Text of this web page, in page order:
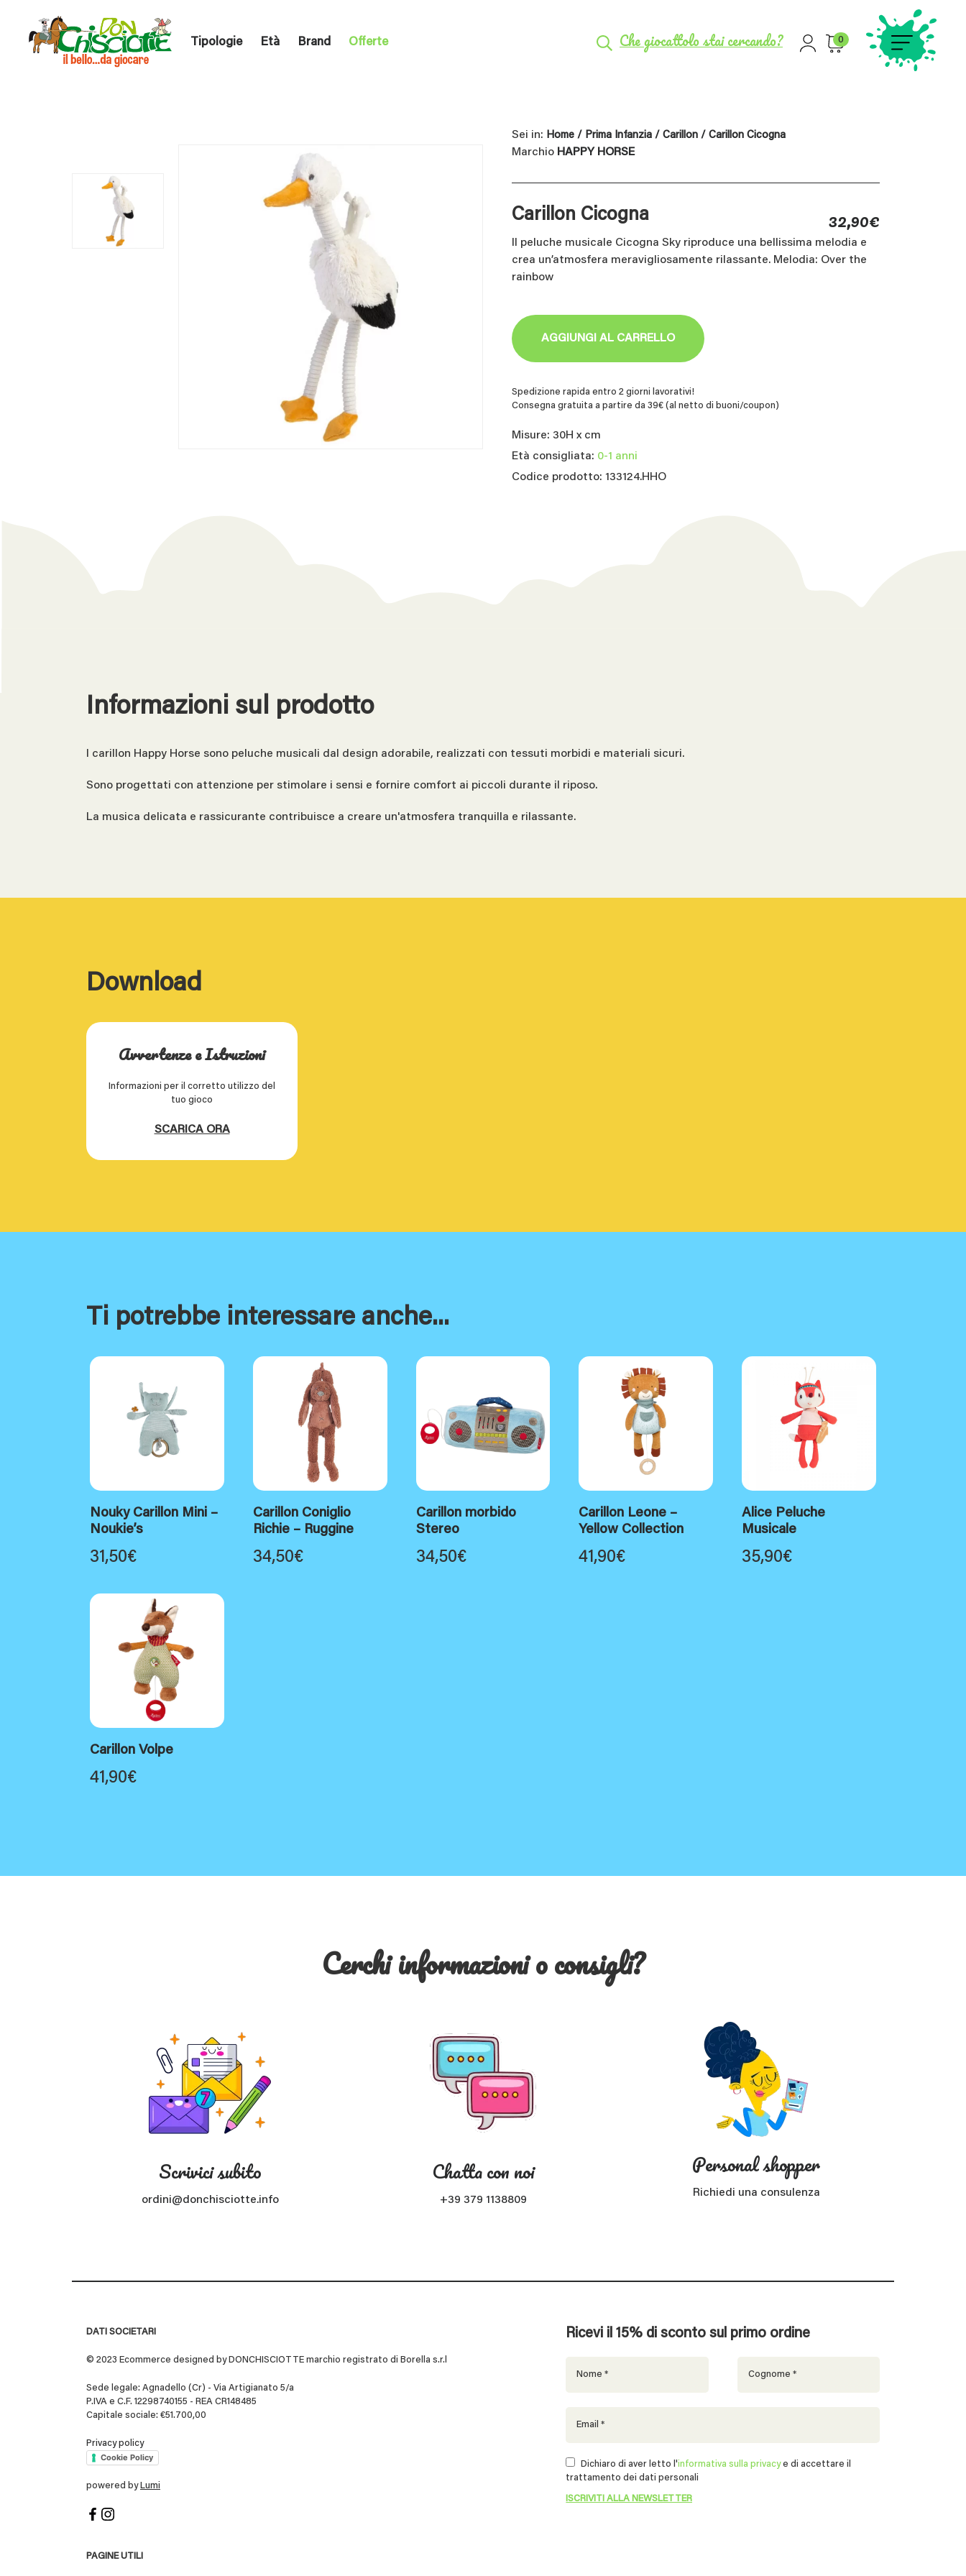
Tipologie Età Brand Offerte Che giocattolo stai cercando? 0
Sei in: Home / Prima Infanzia / Carillon / Carillon Cicogna
Marchio HAPPY HORSE
Carillon Cicogna 32,90€
Il peluche musicale Cicogna Sky riproduce una bellissima melodia e
crea un’atmosfera meravigliosamente rilassante. Melodia: Over the
rainbow
AGGIUNGI AL CARRELLO
Spedizione rapida entro 2 giorni lavorativi!
Consegna gratuita a partire da 39€ (al netto di buoni/coupon)
Misure: 30H x cm
Età consigliata: 0-1 anni
Codice prodotto: 133124.HHO
Informazioni sul prodotto
I carillon Happy Horse sono peluche musicali dal design adorabile, realizzati con tessuti morbidi e materiali sicuri.
Sono progettati con attenzione per stimolare i sensi e fornire comfort ai piccoli durante il riposo.
La musica delicata e rassicurante contribuisce a creare un'atmosfera tranquilla e rilassante.
Download
Avvertenze e Istruzioni
Informazioni per il corretto utilizzo del
tuo gioco
SCARICA ORA
Ti potrebbe interessare anche...
Nouky Carillon Mini –
Noukie’s
31,50€
Carillon Coniglio
Richie – Ruggine
34,50€
Carillon morbido
Stereo
34,50€
Carillon Leone –
Yellow Collection
41,90€
Alice Peluche
Musicale
35,90€
Carillon Volpe
41,90€
Cerchi informazioni o consigli?
Scrivici subito
ordini@donchisciotte.info
Chatta con noi
+39 379 1138809
Personal shopper
Richiedi una consulenza
DATI SOCIETARI
© 2023 Ecommerce designed by DONCHISCIOTTE marchio registrato di Borella s.r.l
Sede legale: Agnadello (Cr) - Via Artigianato 5/a
P.IVA e C.F. 12298740155 - REA CR148485
Capitale sociale: €51.700,00
Privacy policy
Cookie Policy
powered by Lumi
PAGINE UTILI
Ricevi il 15% di sconto sul primo ordine
Dichiaro di aver letto l'informativa sulla privacye di accettare il
trattamento dei dati personali